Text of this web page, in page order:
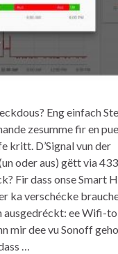
Eng einfach
zesumme fir en
kritt. D’Signal vun der
oder aus) gëtt via
Fir dass onse Smart
ka verschécke
ausgedréckt: ee Wifi-
mir dee vu Sonoff
…